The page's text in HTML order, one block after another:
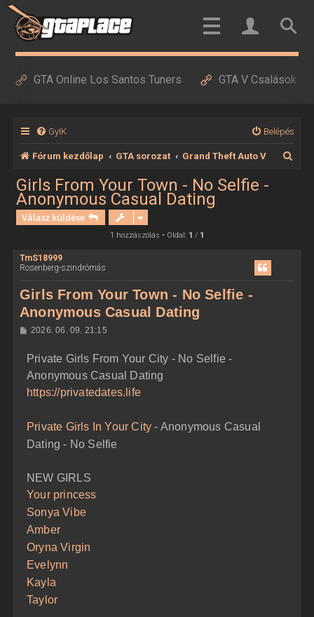
GTA Online Los Santos Tuners GTA V Csalások
GyIK Belépés
Fórum kezdőlap GTA sorozat Grand Theft Auto V
Girls From Your Town - No Selfie -
Anonymous Casual Dating
Válasz küldése
1 hozzászólás • Oldal: 1 / 1
TmS18999
Rosenberg-szindrómás
Girls From Your Town - No Selfie -
Anonymous Casual Dating
H
z
á
s
z
ó
s
2026. 06. 09. 21:15
Private Girls From Your City - No Selfie -
Anonymous Casual Dating
https://privatedates.life
Private Girls In Your City - Anonymous Casual
Dating - No Selfie
NEW GIRLS
Your princess
Sonya Vibe
Amber
Oryna Virgin
Evelynn
Kayla
Taylor